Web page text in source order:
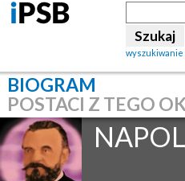
wyszukiwanie
BIOGRAM
POSTACI Z TEGO